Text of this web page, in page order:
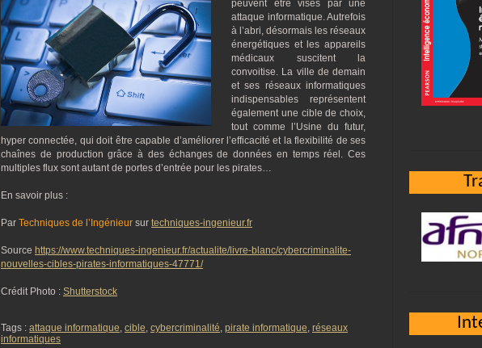
peuvent être visés par une
attaque informatique. Autrefois
à l’abri, désormais les réseaux
énergétiques et les appareils
médicaux suscitent la
convoitise. La ville de demain
et ses réseaux informatiques
indispensables représentent
également une cible de choix,
tout comme l’Usine du futur,
hyper connectée, qui doit être capable d’améliorer l’efficacité et la flexibilité de ses
chaînes de production grâce à des échanges de données en temps réel. Ces
multiples flux sont autant de portes d’entrée pour les pirates…
En savoir plus :
Par Techniques de l’Ingénieur sur techniques-ingenieur.fr
Source https://www.techniques-ingenieur.fr/actualite/livre-blanc/cybercriminalite-
nouvelles-cibles-pirates-informatiques-47771/
Crédit Photo : Shutterstock
Tags : attaque informatique, cible, cybercriminalité, pirate informatique, réseaux
informatiques